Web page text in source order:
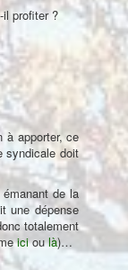
profiter ?
à apporter, ce
syndicale doit
de la
une dépense
totalement
icioulà)…